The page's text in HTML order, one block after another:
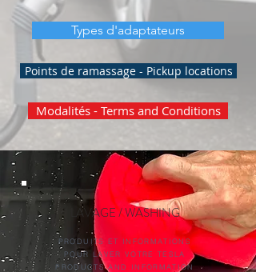
Types d'adaptateurs
Points de ramassage - Pickup locations
Modalités - Terms and Conditions
LAVAGE / WASHING
PRODUITS ET INFORMATIONS
POUR LAVER VOTRE TESLA
PRODUCTS AND INFORMATION